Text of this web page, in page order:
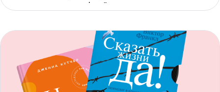
с доступом офлайн